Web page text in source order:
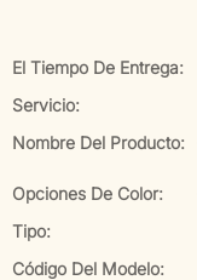
El Tiempo De Entrega:
Servicio:
Nombre Del Producto:
Opciones De Color:
Tipo:
Código Del Modelo: